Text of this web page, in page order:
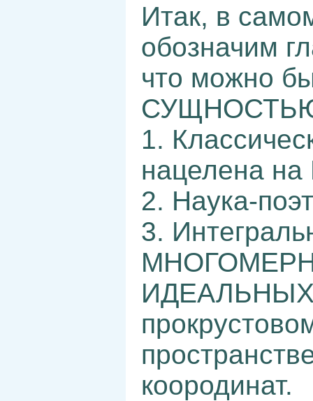
Итак, в
обозначим
что можно
1.
нацелена
2. Наука-
3.
коородинат.